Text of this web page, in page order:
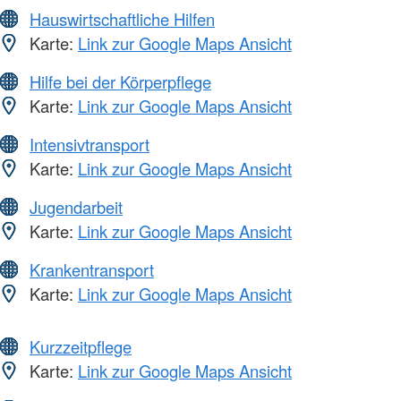
Hauswirtschaftliche Hilfen
Karte: Link zur Google Maps Ansicht
Hilfe bei der Körperpflege
Karte: Link zur Google Maps Ansicht
Intensivtransport
Karte: Link zur Google Maps Ansicht
Jugendarbeit
Karte: Link zur Google Maps Ansicht
Krankentransport
Karte: Link zur Google Maps Ansicht
Kurzzeitpflege
Karte: Link zur Google Maps Ansicht